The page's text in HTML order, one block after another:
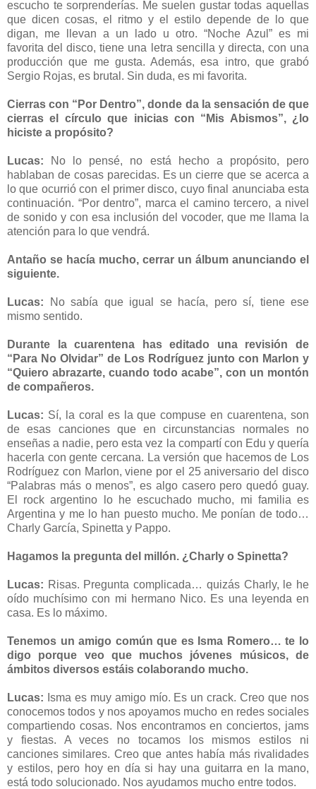
escucho te sorprenderías. Me suelen gustar todas aquellas
que dicen cosas, el ritmo y el estilo depende de lo que
digan, me llevan a un lado u otro. “Noche Azul” es mi
favorita del disco, tiene una letra sencilla y directa, con una
producción que me gusta. Además, esa intro, que grabó
Sergio Rojas, es brutal. Sin duda, es mi favorita.
Cierras con “Por Dentro”, donde da la sensación de que
cierras el círculo que inicias con “Mis Abismos”, ¿lo
hiciste a propósito?
Lucas: No lo pensé, no está hecho a propósito, pero
hablaban de cosas parecidas. Es un cierre que se acerca a
lo que ocurrió con el primer disco, cuyo final anunciaba esta
continuación. “Por dentro”, marca el camino tercero, a nivel
de sonido y con esa inclusión del vocoder, que me llama la
atención para lo que vendrá.
Antaño se hacía mucho, cerrar un álbum anunciando el
siguiente.
Lucas: No sabía que igual se hacía, pero sí, tiene ese
mismo sentido.
Durante la cuarentena has editado una revisión de
“Para No Olvidar” de Los Rodríguez junto con Marlon y
“Quiero abrazarte, cuando todo acabe”, con un montón
de compañeros.
Lucas: Sí, la coral es la que compuse en cuarentena, son
de esas canciones que en circunstancias normales no
enseñas a nadie, pero esta vez la compartí con Edu y quería
hacerla con gente cercana. La versión que hacemos de Los
Rodríguez con Marlon, viene por el 25 aniversario del disco
“Palabras más o menos”, es algo casero pero quedó guay.
El rock argentino lo he escuchado mucho, mi familia es
Argentina y me lo han puesto mucho. Me ponían de todo…
Charly García, Spinetta y Pappo.
Hagamos la pregunta del millón. ¿Charly o Spinetta?
Lucas: Risas. Pregunta complicada… quizás Charly, le he
oído muchísimo con mi hermano Nico. Es una leyenda en
casa. Es lo máximo.
Tenemos un amigo común que es Isma Romero… te lo
digo porque veo que muchos jóvenes músicos, de
ámbitos diversos estáis colaborando mucho.
Lucas: Isma es muy amigo mío. Es un crack. Creo que nos
conocemos todos y nos apoyamos mucho en redes sociales
compartiendo cosas. Nos encontramos en conciertos, jams
y fiestas. A veces no tocamos los mismos estilos ni
canciones similares. Creo que antes había más rivalidades
y estilos, pero hoy en día si hay una guitarra en la mano,
está todo solucionado. Nos ayudamos mucho entre todos.